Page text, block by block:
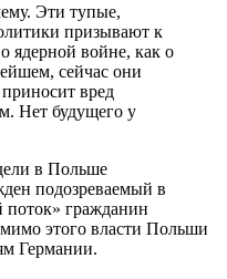
Эти тупые,
призывают к
ядерной войне, как о
сейчас они
вред
Нет будущего у
в Польше
подозреваемый в
поток» гражданин
этого власти Польши
Германии.